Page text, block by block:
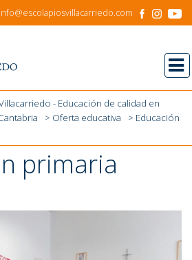
- Educación de calidad en
> Oferta educativa
> Educación
primaria